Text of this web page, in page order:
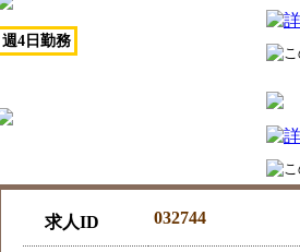
週4日勤務
求人ID 032744